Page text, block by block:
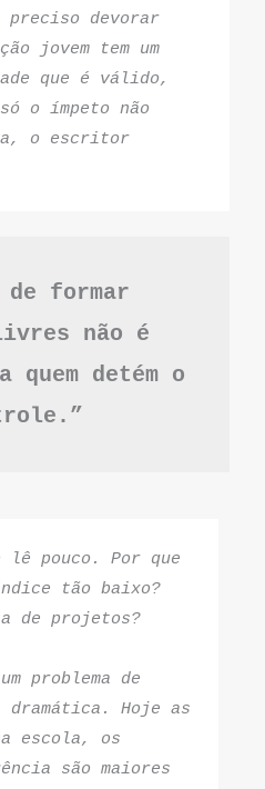
devorar
jovem tem um
que é válido,
o ímpeto não
o escritor
formar
não é
detém o
lê pouco. Por que
tão baixo?
de projetos?
problema de
Hoje as
escola, os
são maiores